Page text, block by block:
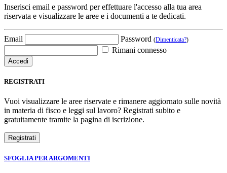
Inserisci email e password per effettuare l'accesso alla tua area
riservata e visualizzare le aree e i documenti a te dedicati.
Email Password (Dimenticata?)
Rimani connesso
REGISTRATI
Vuoi visualizzare le aree riservate e rimanere aggiornato sulle novità
in materia di fisco e leggi sul lavoro? Registrati subito e
gratuitamente tramite la pagina di iscrizione.
SFOGLIA PER ARGOMENTI